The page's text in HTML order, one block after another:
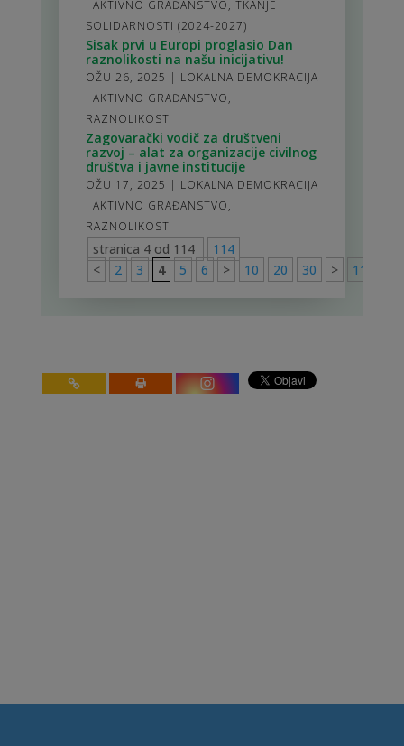
I AKTIVNO GRAĐANSTVO, TKANJE
SOLIDARNOSTI (2024-2027)
Sisak prvi u Europi proglasio Dan
raznolikosti na našu inicijativu!
OŽU 26, 2025 | LOKALNA DEMOKRACIJA
I AKTIVNO GRAĐANSTVO,
RAZNOLIKOST
Zagovarački vodič za društveni
razvoj – alat za organizacije civilnog
društva i javne institucije
OŽU 17, 2025 | LOKALNA DEMOKRACIJA
I AKTIVNO GRAĐANSTVO,
RAZNOLIKOST
stranica 4 od 114
114
<
2 3 4 5 6 > 10 20 30 > 114